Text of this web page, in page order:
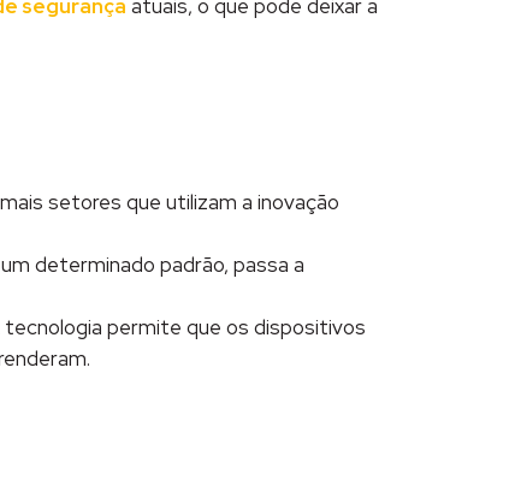
segurança atuais, o que pode deixar a
setores que utilizam a inovação
determinado padrão, passa a
tecnologia permite que os dispositivos